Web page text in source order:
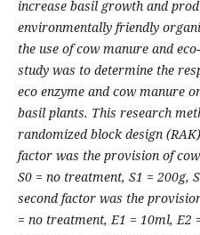
increase basil growth and
environmentally friendly
the use of cow manure and
study was to determine the
eco enzyme and cow manure
basil plants. This research
randomized block design
factor was the provision of
S0 = no treatment, S1 = 200g,
second factor was the
= no treatment, E1 = 10ml, E2